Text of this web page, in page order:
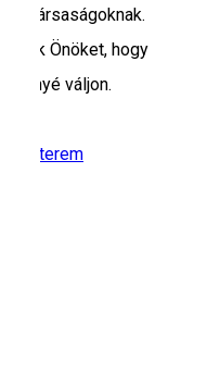
társaságoknak.
Önöket, hogy
váljon.
Étterem